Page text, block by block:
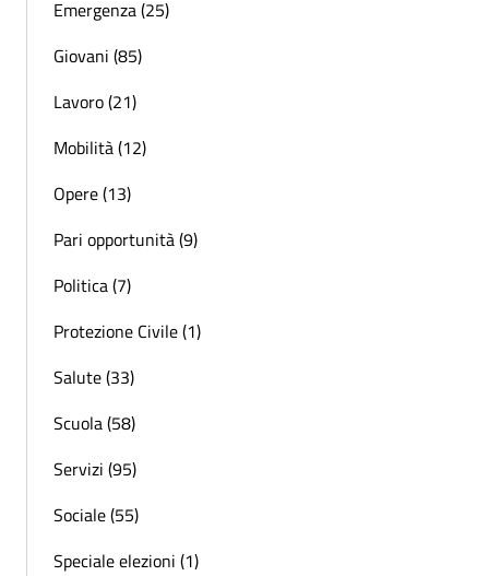
Emergenza (25)
Giovani (85)
Lavoro (21)
Mobilità (12)
Opere (13)
Pari opportunità (9)
Politica (7)
Protezione Civile (1)
Salute (33)
Scuola (58)
Servizi (95)
Sociale (55)
Speciale elezioni (1)